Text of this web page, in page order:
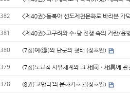
382 <제40권>동북아 선도제천문화로 바라본 가
381 <제40권>고구려와 수⋅당 전쟁 속의 거란/윤
380 (7집)예(濊)와 단군의 형태 (정호완)
379 (7집)도교적 사유체계와 그 相同ㆍ相異에 관
378 (8권)‘고맙다’의 문화기호론(정호완)